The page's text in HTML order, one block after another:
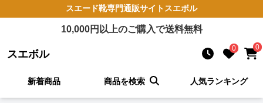
スエード靴専門通販サイト スエボル
10,000円以上のご購入で送料無料
スエボル 0 0
新着商品 商品を検索 人気ランキング